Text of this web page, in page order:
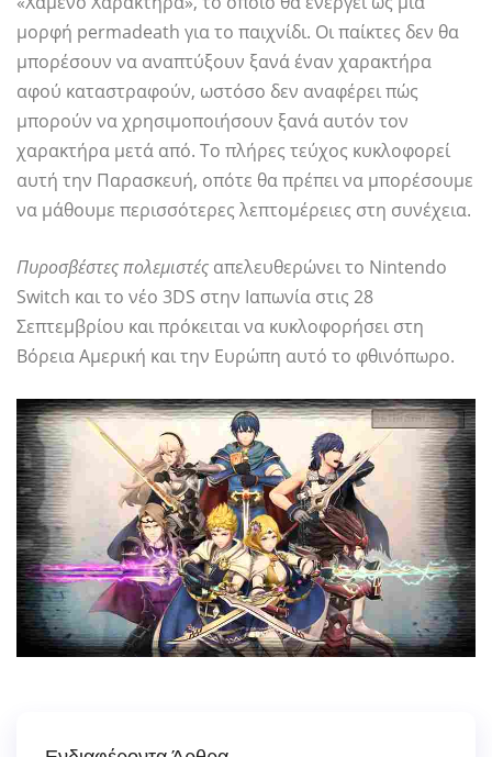
μορφή permadeath για το παιχνίδι. Οι παίκτες δεν θα
μπορέσουν να αναπτύξουν ξανά έναν χαρακτήρα
αφού καταστραφούν, ωστόσο δεν αναφέρει πώς
μπορούν να χρησιμοποιήσουν ξανά αυτόν τον
χαρακτήρα μετά από. Το πλήρες τεύχος κυκλοφορεί
αυτή την Παρασκευή, οπότε θα πρέπει να μπορέσουμε
να μάθουμε περισσότερες λεπτομέρειες στη συνέχεια.
Πυροσβέστες πολεμιστές απελευθερώνει το Nintendo
Switch και το νέο 3DS στην Ιαπωνία στις 28
Σεπτεμβρίου και πρόκειται να κυκλοφορήσει στη
Βόρεια Αμερική και την Ευρώπη αυτό το φθινόπωρο.